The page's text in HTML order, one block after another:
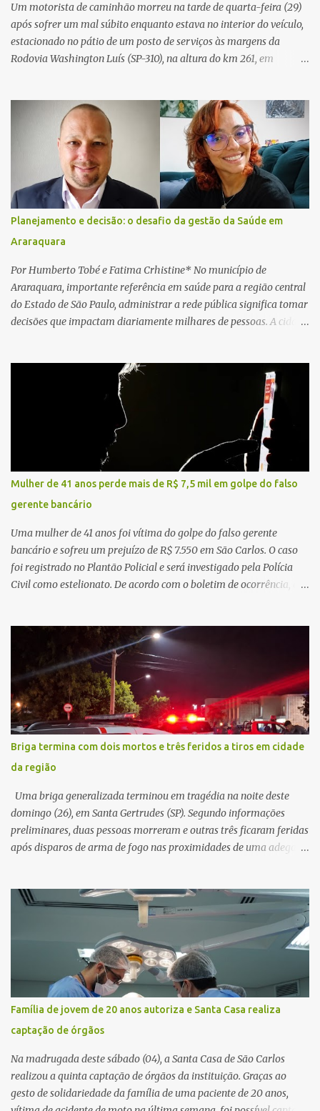
Um motorista de caminhão morreu na tarde de quarta-feira (29)
após sofrer um mal súbito enquanto estava no interior do veículo,
estacionado no pátio de um posto de serviços às margens da
Rodovia Washington Luís (SP-310), na altura do km 261, em
relatos de que havia um condutor inconsciente dentro de um
caminhão. Equipes de resgate foram rapidamente deslocadas ao
local e encontraram a vítima em parada cardiorrespiratória. Os
socorristas iniciaram imediatamente as manobras de reanimação
cardiopulmonar (RCP), porém, apesar de todos os esforços, o
motorista não respondeu aos procedimentos. Às 17h03, médicos
da Unidade de Suporte Avançado constataram o óbito da vítima.
Fonte: São Carlos Agora
Planejamento e decisão: o desafio da gestão da Saúde em
Araraquara
Por Humberto Tobé e Fatima Crhistine* No município de
Araraquara, importante referência em saúde para a região central
do Estado de São Paulo, administrar a rede pública significa tomar
decisões que impactam diariamente milhares de pessoas. A cidade
município, mas também de diversas cidades do entorno,
ampliando significativamente a responsabilidade da gestão sobre
o Sistema Único de Saúde (SUS). Nos últimos anos, o Governo
Federal tem ampliado investimentos destinados ao fortalecimento
da atenção básica, da infraestrutura hospitalar e da
regionalização dos serviços de saúde. Entretanto, em um cenário
de demandas crescentes e recursos necessariamente limitados, a
principal missão da gestão pública não é apenas investir mais,
mas decidir melhor onde investir para produzir o maior benefício
possível à população. Essa reflexão encontra respaldo tanto na
teoria da admini...
Mulher de 41 anos perde mais de R$ 7,5 mil em golpe do falso
gerente bancário
Uma mulher de 41 anos foi vítima do golpe do falso gerente
bancário e sofreu um prejuízo de R$ 7.550 em São Carlos. O caso
foi registrado no Plantão Policial e será investigado pela Polícia
Civil como estelionato. De acordo com o boletim de ocorrência, a
suspeito alegou que seria necessário atualizar o cadastro da conta
e passou a orientar a vítima sobre os procedimentos que deveriam
ser realizados. Dias depois, o golpista enviou um documento em
PDF simulando uma comunicação oficial da instituição financeira.
Na sequência, entrou em contato por telefone e encaminhou um
link, orientando a vítima a acessá-lo pelo computador para
concluir a suposta atualização cadastral. Após realizar o
procedimento, a conta bancária ficou bloqueada por algumas
horas. Sem conseguir acessar o sistema, a vítima tentou
novamente contato com o suposto gerente, mas não obteve
resposta. Na segunda-fe...
Briga termina com dois mortos e três feridos a tiros em cidade
da região
Uma briga generalizada terminou em tragédia na noite deste
domingo (26), em Santa Gertrudes (SP). Segundo informações
preliminares, duas pessoas morreram e outras três ficaram feridas
após disparos de arma de fogo nas proximidades de uma adega. O
começado dentro do estabelecimento e se estendido para a área
externa, quando dois homens armados passaram a efetuar
diversos disparos. Duas vítimas morreram ainda no local. Outras
três pessoas foram baleadas e socorridas. Até o momento, não
foram divulgadas informações oficiais sobre o estado de saúde dos
feridos. Equipes da Polícia Militar de Santa Gertrudes atenderam a
ocorrência e isolaram a área para o trabalho da perícia. Até a
última atualização, nenhum suspeito havia sido preso. A Polícia
Civil investigará a motivação da briga, a autoria dos disparos e as
circunstâncias do crime. A ocorrência segue em anda...
Família de jovem de 20 anos autoriza e Santa Casa realiza
captação de órgãos
Na madrugada deste sábado (04), a Santa Casa de São Carlos
realizou a quinta captação de órgãos da instituição. Graças ao
gesto de solidariedade da família de uma paciente de 20 anos,